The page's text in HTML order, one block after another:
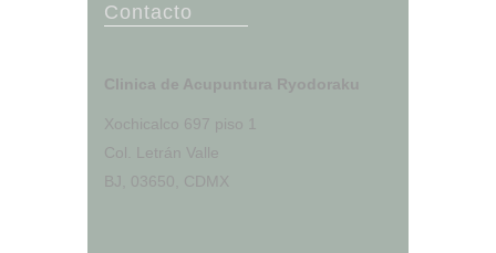
Contacto
Clinica de Acupuntura Ryodoraku
Xochicalco 697 piso 1
Col. Letrán Valle
BJ, 03650, CDMX